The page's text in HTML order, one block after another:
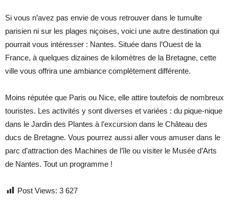
Si vous n’avez pas envie de vous retrouver dans le tumulte
parisien ni sur les plages niçoises, voici une autre destination qui
pourrait vous intéresser : Nantes. Située dans l’Ouest de la
France, à quelques dizaines de kilomètres de la Bretagne, cette
ville vous offrira une ambiance complètement différente.
Moins réputée que Paris ou Nice, elle attire toutefois de nombreux
touristes. Les activités y sont diverses et variées : du pique-nique
dans le Jardin des Plantes à l’excursion dans le Château des
ducs de Bretagne. Vous pourrez aussi aller vous amuser dans le
parc d’attraction des Machines de l’île ou visiter le Musée d’Arts
de Nantes. Tout un programme !
Post Views: 3 627